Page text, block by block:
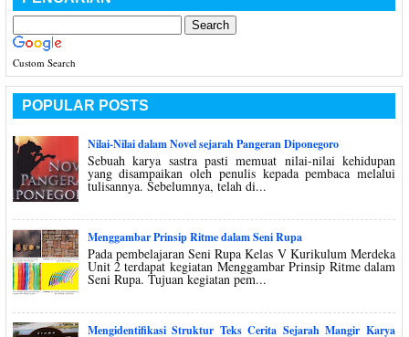
Custom Search
POPULAR POSTS
Nilai-Nilai dalam Novel sejarah Pangeran Diponegoro
Sebuah karya sastra pasti memuat nilai-nilai kehidupan
yang disampaikan oleh penulis kepada pembaca melalui
tulisannya. Sebelumnya, telah di...
Menggambar Prinsip Ritme dalam Seni Rupa
Pada pembelajaran Seni Rupa Kelas V Kurikulum Merdeka
Unit 2 terdapat kegiatan Menggambar Prinsip Ritme dalam
Seni Rupa. Tujuan kegiatan pem...
Mengidentifikasi Struktur Teks Cerita Sejarah Mangir Karya